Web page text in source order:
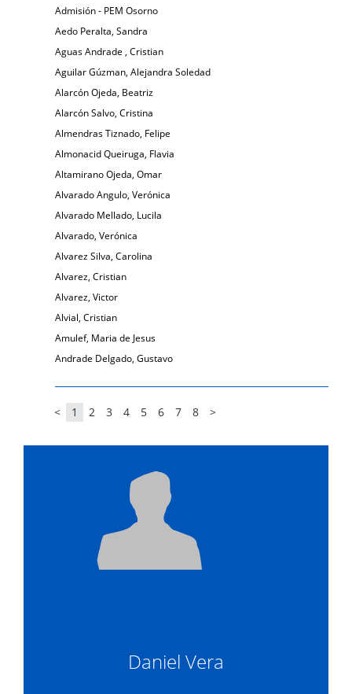
Admisión - PEM Osorno
Aedo Peralta, Sandra
Aguas Andrade , Cristian
Aguilar Gúzman, Alejandra Soledad
Alarcón Ojeda, Beatriz
Alarcón Salvo, Cristina
Almendras Tiznado, Felipe
Almonacid Queiruga, Flavia
Altamirano Ojeda, Omar
Alvarado Angulo, Verónica
Alvarado Mellado, Lucila
Alvarado, Verónica
Alvarez Silva, Carolina
Alvarez, Cristian
Alvarez, Victor
Alvial, Cristian
Amulef, Maria de Jesus
Andrade Delgado, Gustavo
< 1 2 3 4 5 6 7 8 >
Daniel Vera